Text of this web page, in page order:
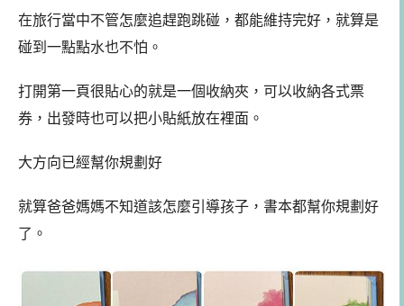
在旅行當中不管怎麼追趕跑跳碰，都能維持完好，就算是
碰到一點點水也不怕。
打開第一頁很貼心的就是一個收納夾，可以收納各式票
券，出發時也可以把小貼紙放在裡面。
大方向已經幫你規劃好
就算爸爸媽媽不知道該怎麼引導孩子，書本都幫你規劃好
了。